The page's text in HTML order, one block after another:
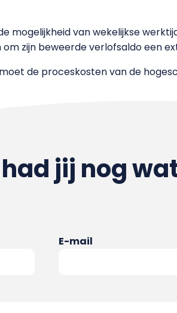
mogelijkheid van wekelijkse
zijn beweerde verlofsaldo een
de proceskosten van de
jij nog
E-mail